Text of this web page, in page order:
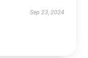
Sep 23, 2024